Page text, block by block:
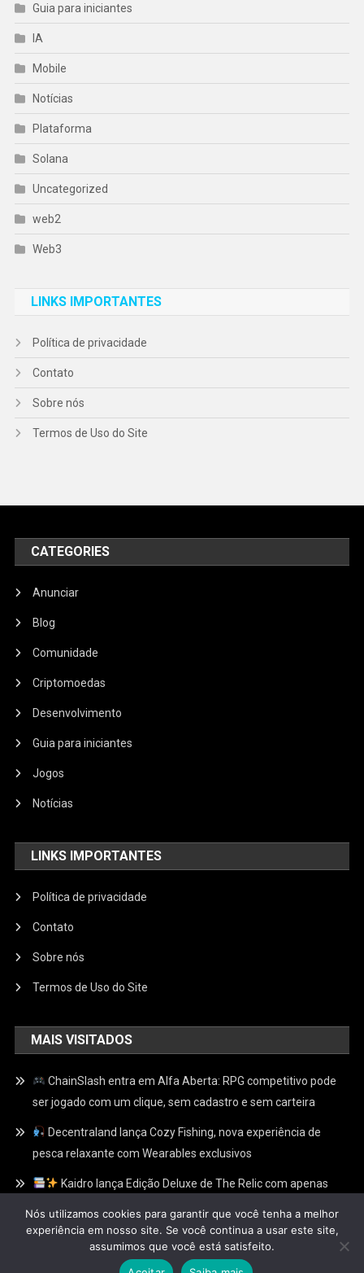
Guia para iniciantes
IA
Mobile
Notícias
Plataforma
Solana
Uncategorized
web2
Web3
LINKS IMPORTANTES
Política de privacidade
Contato
Sobre nós
Termos de Uso do Site
CATEGORIES
Anunciar
Blog
Comunidade
Criptomoedas
Desenvolvimento
Guia para iniciantes
Jogos
Notícias
LINKS IMPORTANTES
Política de privacidade
Contato
Sobre nós
Termos de Uso do Site
MAIS VISITADOS
ChainSlash entra em Alfa Aberta: RPG competitivo pode
ser jogado com um clique, sem cadastro e sem carteira
Decentraland lança Cozy Fishing, nova experiência de
pesca relaxante com Wearables exclusivos
Kaidro lança Edição Deluxe de The Relic com apenas
exclusivas no Web3
Nós utilizamos cookies para garantir que você tenha a melhor
experiência em nosso site. Se você continua a usar este site,
assumimos que você está satisfeito.